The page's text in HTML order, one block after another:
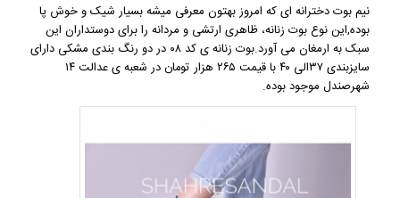
نیم بوت دخترانهای که امروز بهتون معرفی میشه بسیار شیک و خوش پا
بوده,این نوع بوت زنانه، ظاهری ارتشی و مردانه را برای دوستداران این
سبک به ارمغان می آورد.بوت زنانه ی کد ۰۸ در دو رنگ بندی مشکی دارای
سایزبندی ۳۷الی ۴۰ با قیمت ۲۶۵ هزار تومان در شعبه ی عدالت ۱۴
شهرصندل موجود بوده.